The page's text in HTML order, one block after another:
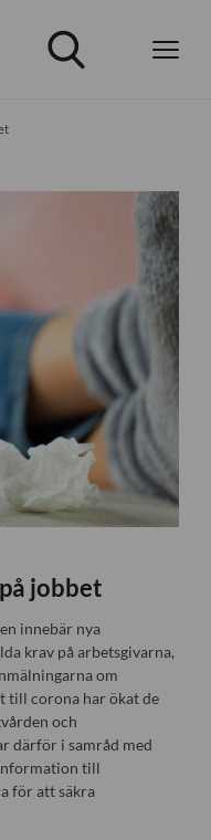
jobbet
innebär nya
krav på arbetsgivarna,
om
till corona har ökat de
och
därför i samråd med
till
för att säkra